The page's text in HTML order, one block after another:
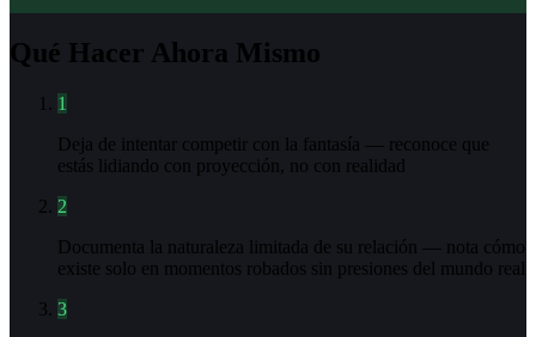
Qué Hacer Ahora Mismo
1
Deja de intentar competir con la fantasía — reconoce que
estás lidiando con proyección, no con realidad
2
Documenta la naturaleza limitada de su relación — nota cómo
existe solo en momentos robados sin presiones del mundo real
3